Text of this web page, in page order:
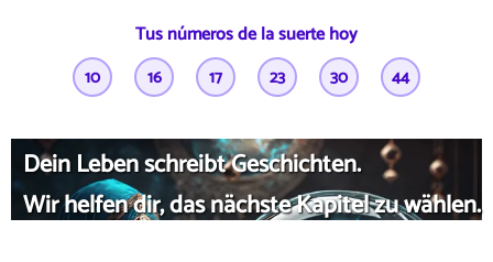
Tus números de la suerte hoy
10 16 17 23 30 44
Dein Leben schreibt Geschichten.
Wir helfen dir, das nächste Kapitel zu wählen.